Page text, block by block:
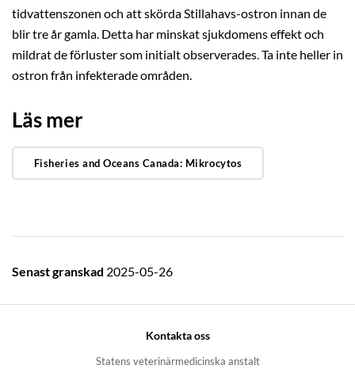
tidvattenszonen och att skörda Stillahavs-ostron innan de
blir tre år gamla. Detta har minskat sjukdomens effekt och
mildrat de förluster som initialt observerades. Ta inte heller in
ostron från infekterade områden.
Läs mer
Fisheries and Oceans Canada: Mikrocytos
Senast granskad 2025-05-26
Kontakta oss
Statens veterinärmedicinska anstalt